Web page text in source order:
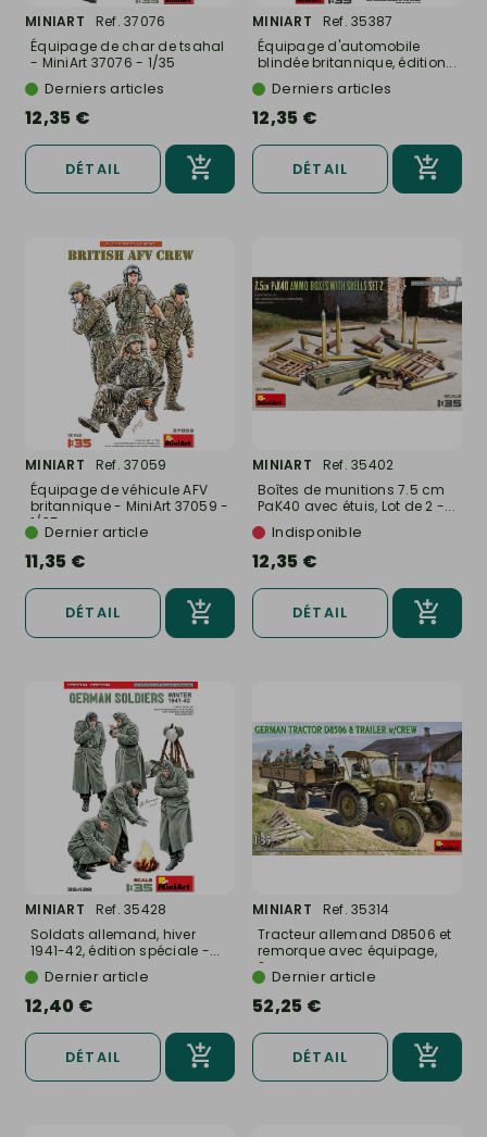
MINIART
Ref. 37076
Équipage de char de tsahal
- MiniArt 37076 - 1/35
Derniers articles
12,35 €
DÉTAIL
MINIART
Ref. 35387
Équipage d'automobile
blindée britannique, édition...
Derniers articles
12,35 €
DÉTAIL
MINIART
Ref. 37059
Équipage de véhicule AFV
britannique - MiniArt 37059 -
1/35Dernier article
11,35 €
DÉTAIL
MINIART
Ref. 35402
Boîtes de munitions 7.5 cm
PaK40 avec étuis, Lot de 2 -...
Indisponible
12,35 €
DÉTAIL
MINIART
Ref. 35428
Soldats allemand, hiver
1941-42, édition spéciale -...
Dernier article
12,40 €
DÉTAIL
MINIART
Ref. 35314
Tracteur allemand D8506 et
remorque avec équipage,
2... Dernier article
52,25 €
DÉTAIL